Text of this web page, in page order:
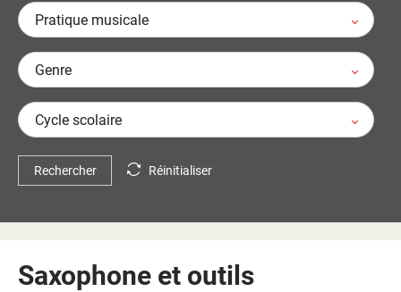
Pratique musicale
Genre
Cycle scolaire
Saxophone et outils